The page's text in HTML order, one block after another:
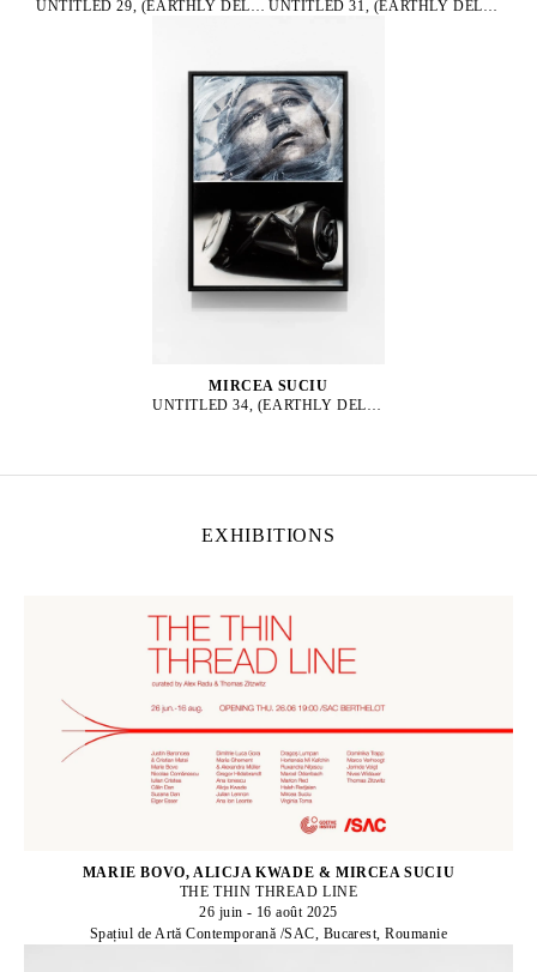
MIRCEA SUCIU
EXHIBITIONS
MARIE BOVO, ALICJA KWADE & MIRCEA SUCIU
THE THIN THREAD LINE
26 juin - 16 août 2025
Spațiul de Artă Contemporană /SAC, Bucarest, Roumanie